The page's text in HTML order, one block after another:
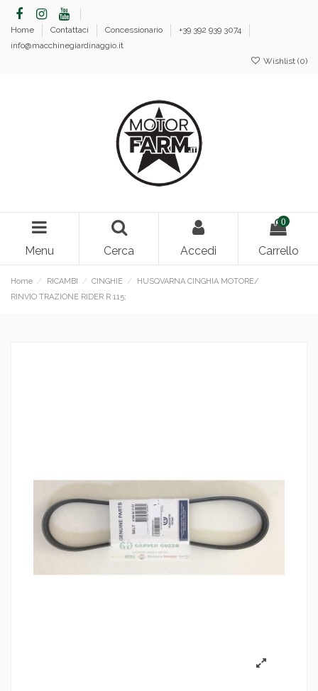
Home Contattaci Concessionario
+39 392 939 3074
info@macchinegiardinaggio.it
Wishlist (0)
Menu Cerca Accedi
0
Carrello
Home RICAMBI CINGHIE
HUSQVARNA CINGHIA MOTORE/
RINVIO TRAZIONE RIDER R 115;